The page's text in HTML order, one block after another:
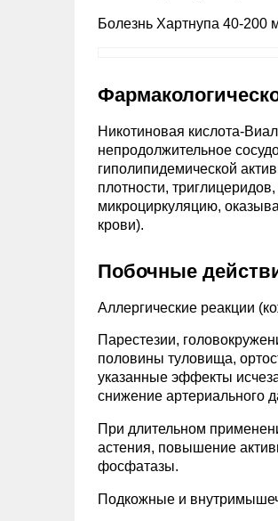
Болезнь Хартнупа 40-200
Никотиновая кислота-
непродолжительное
гиполипидемической
плотности,
микроциркуляцию,
крови).
Побочные
Аллергические реакции
Парестезии,
половины туловища,
указанные эффекты
снижение артериального
При длительном
астения, повышение
фосфатазы.
Подкожные и